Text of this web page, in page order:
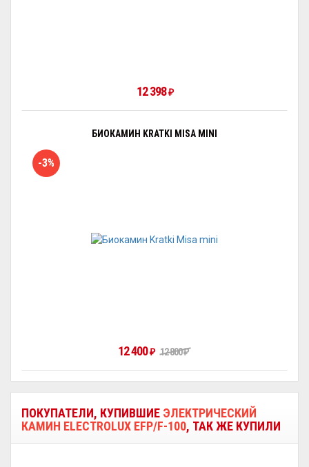
12 398₽
БИОКАМИН KRATKI MISA MINI
-3%
12 400₽ 12 800₽
ПОКУПАТЕЛИ, КУПИВШИЕ ЭЛЕКТРИЧЕСКИЙ
КАМИН ELECTROLUX EFP/F-100, ТАК ЖЕ КУПИЛИ